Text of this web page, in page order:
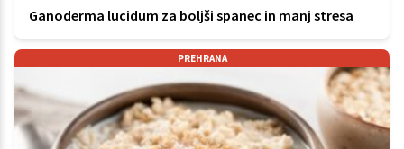
Ganoderma lucidum za boljši spanec in manj stresa
PREHRANA